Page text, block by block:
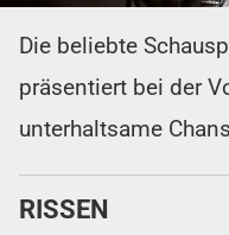
Die beliebte
präsentiert bei der
unterhaltsame
RISSEN